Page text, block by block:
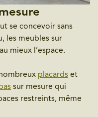
se concevoir sans
les meubles sur
mieux l’espace.
placards et
sur mesure qui
restreints, même